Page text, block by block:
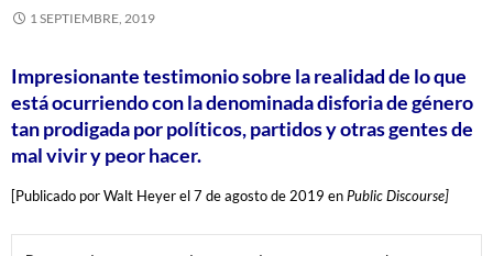
1 SEPTIEMBRE, 2019
Impresionante testimonio sobre la realidadde lo que
está ocurriendocon la denominada disforia de género
tan prodigada por políticos, partidosy otras gentes de
mal vivir y peor hacer.
[Publicado por Walt Heyer el 7 de agosto de 2019 enPublic Discourse]